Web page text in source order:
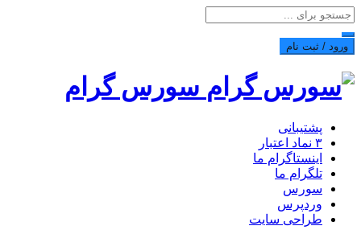
ورود / ثبت نام
سورس گرام
پشتیبانی
۳ نماد اعتبار
اینستاگرام ما
تلگرام ما
سورس
وردپرس
طراحی سایت